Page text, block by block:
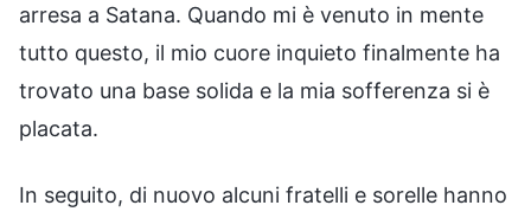
arresa a Satana. Quando mi è venuto in mente
tutto questo, il mio cuore inquieto finalmente ha
trovato una base solida e la mia sofferenza si è
placata.
In seguito, di nuovo alcuni fratelli e sorelle hanno